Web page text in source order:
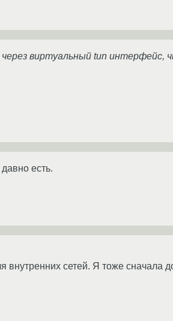
виртуальный tun интерфейс,
есть.
внутренних сетей. Я тоже сначала